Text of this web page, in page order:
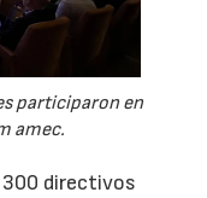
participaron en
amec.
300 directivos